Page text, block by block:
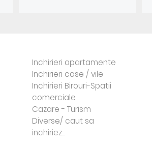
Inchirieri apartamente
Inchirieri case / vile
Inchirieri Birouri-Spatii
comerciale
Cazare - Turism
Diverse/ caut sa
inchiriez...